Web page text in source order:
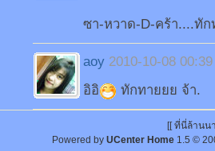
ซา-หวาด-D-คร้า....ทัก
aoy 2010-10-08 00:39
อิอิ
ทักทายยย จ้า.
[[ ที่นี่ล้านน
Powered by UCenter Home 1.5 ©